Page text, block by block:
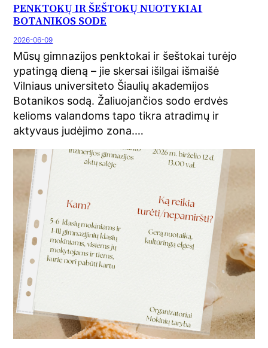
PENKTOKŲ IR ŠEŠTOKŲ NUOTYKIAI
BOTANIKOS SODE
2026-06-09
Mūsų gimnazijos penktokai ir šeštokai turėjo
ypatingą dieną – jie skersai išilgai išmaišė
Vilniaus universiteto Šiaulių akademijos
Botanikos sodą. Žaliuojančios sodo erdvės
kelioms valandoms tapo tikra atradimų ir
aktyvaus judėjimo zona.…